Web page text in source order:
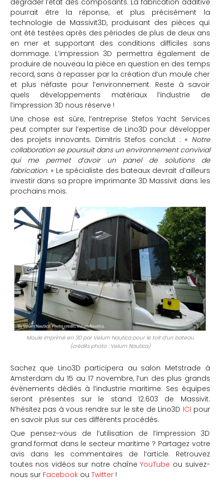
dégrader l’état des composants. La fabrication additive
pourrait être la réponse, et plus précisément la
technologie de Massivit3D, produisant des pièces qui
ont été testées après des périodes de plus de deux ans
en mer et supportant des conditions difficiles sans
dommage. L’impression 3D permettra également de
produire de nouveau la pièce en question en des temps
record, sans à repasser par la création d’un moule cher
et plus néfaste pour l’environnement. Reste à savoir
quels développements matériaux l’industrie de
l’impression 3D nous réserve !
Une chose est sûre, l’entreprise Stefos Yacht Services
peut compter sur l’expertise de Lino3D pour développer
des projets innovants. Dimitris Stefos conclut : « Notre
collaboration se poursuit dans un environnement convivial
qui me permet d’avoir un panel de solutions de
fabrication. » Le spécialiste des bateaux devrait d’ailleurs
investir dans sa propre imprimante 3D Massivit dans les
prochains mois.
Moule imprimé en 3D par Velum Nautica pour le toit d’un bateau
(crédits photo : Velum Nautica)
Sachez que Lino3D participera au salon Metstrade à
Amsterdam du 15 au 17 novembre, l’un des plus grands
événements dédiés à l’industrie maritime. Ses équipes
seront présentes sur le stand 12.603 de Massivit.
N’hésitez pas à vous rendre sur le site de Lino3D ICI pour
en savoir plus sur ces différents procédés.
Que pensez-vous de l’utilisation de l’impression 3D
grand format dans le secteur maritime ? Partagez votre
avis dans les commentaires de l’article. Retrouvez
toutes nos vidéos sur notre chaîneYouTube ou suivez-
nous sur Facebookou Twitter!